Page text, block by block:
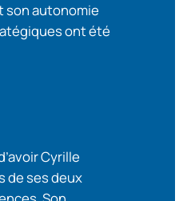
son autonomie
ont été
Cyrille
de ses deux